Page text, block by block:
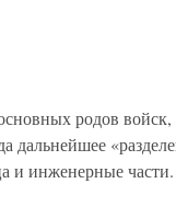
родов
дальнейшее
и инженерные